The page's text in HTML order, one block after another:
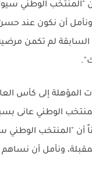
الوطني
ونأمل أن نكون عند
السابقة لم تكمن
المؤهلة إلى كأس
الوطني عانى
أن "المنتخب
ونأمل أن